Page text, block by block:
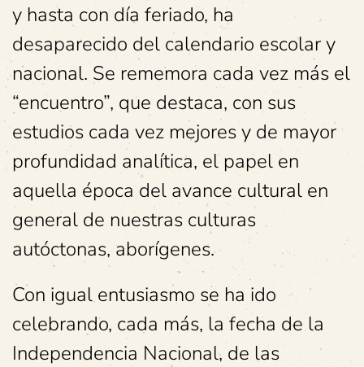
y hasta con día feriado, ha
desaparecido del calendario escolar y
nacional. Se rememora cada vez más el
“encuentro”, que destaca, con sus
estudios cada vez mejores y de mayor
profundidad analítica, el papel en
aquella época del avance cultural en
general de nuestras culturas
autóctonas, aborígenes.
Con igual entusiasmo se ha ido
celebrando, cada más, la fecha de la
Independencia Nacional, de las